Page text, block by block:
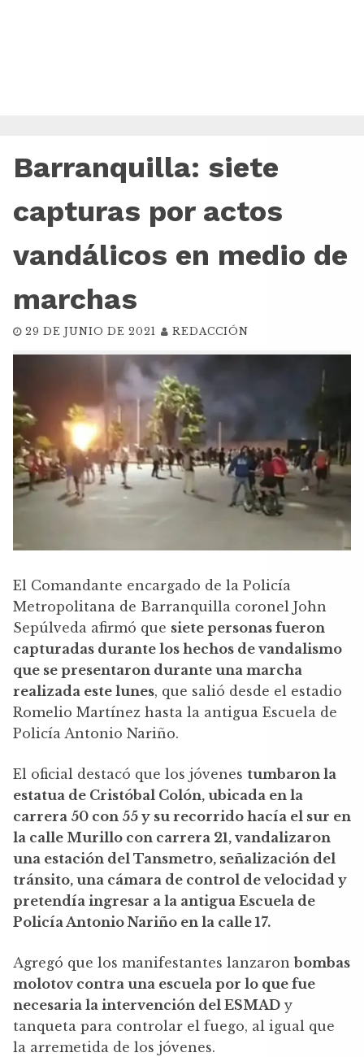
Barranquilla: siete
capturas por actos
vandálicos en medio de
marchas
29 DE JUNIO DE 2021 REDACCIÓN
El Comandante encargado de la Policía
Metropolitana de Barranquilla coronel John
Sepúlveda afirmó que siete personas fueron
capturadas durante los hechos de vandalismo
que se presentaron durante una marcha
realizada este lunes, que salió desde el estadio
Romelio Martínez hasta la antigua Escuela de
Policía Antonio Nariño.
El oficial destacó que los jóvenes tumbaron la
estatua de Cristóbal Colón, ubicada en la
carrera 50 con 55 y su recorrido hacía el sur en
la calle Murillo con carrera 21, vandalizaron
una estación del Tansmetro, señalización del
tránsito, una cámara de control de velocidad y
pretendía ingresar a la antigua Escuela de
Policía Antonio Nariño en la calle 17.
Agregó que los manifestantes lanzaronbombas
molotov contra una escuela por lo que fue
necesaria la intervención del ESMAD y
tanqueta para controlar el fuego, al igual que
la arremetida de los jóvenes.